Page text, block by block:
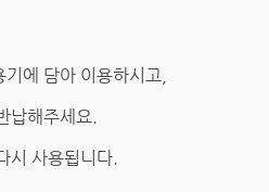
에 담아 이용하시고,
납해주세요.
시 사용됩니다.